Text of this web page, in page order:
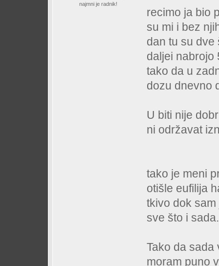
najmni je radnik!
recimo ja bio
su mi i bez
dan tu su dve
daljei
tako da u
dozu dnevno
U biti nije
ni održavat
tako je meni
otišle eufilija
tkivo dok
sve što i
Tako da sada
moram puno